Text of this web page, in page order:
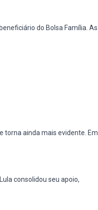
do Bolsa Família. As
torna ainda mais evidente. Em
consolidou seu apoio,